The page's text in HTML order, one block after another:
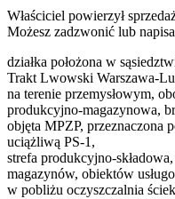
Właściciel powierzył
Możesz zadzwonić lub
działka położona w
Trakt Lwowski Warszawa-
na terenie przemysłowym,
produkcyjno-magazynowa,
objęta MPZP, przeznaczona
uciążliwą PS-1,
strefa produkcyjno-
magazynów, obiektów
w pobliżu oczyszczalnia